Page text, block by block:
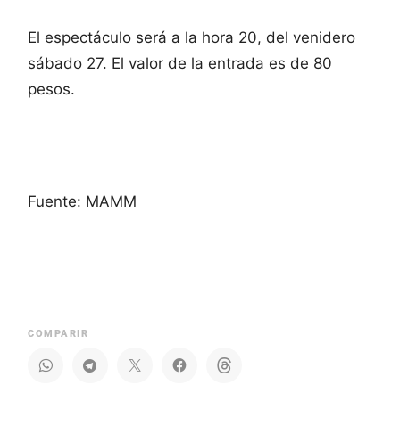
El espectáculo será a la hora 20, del venidero
sábado 27. El valor de la entrada es de 80
pesos.
Fuente: MAMM
COMPARIR